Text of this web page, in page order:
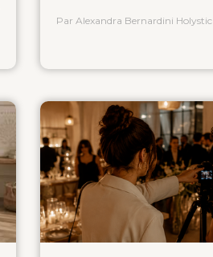
Par Alexandra Bernardini Holystic